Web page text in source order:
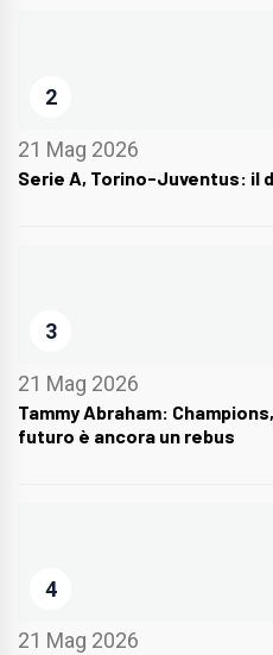
2
21 Mag 2026
Serie A, Torino-Juventus: il
3
21 Mag 2026
Tammy Abraham:
futuro è ancora un rebus
4
21 Mag 2026